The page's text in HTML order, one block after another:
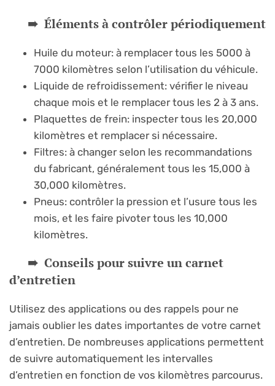
Éléments à contrôler périodiquement
Huile du moteur: à remplacer tous les 5000 à
7000 kilomètres selon l’utilisation du véhicule.
Liquide de refroidissement: vérifier le niveau
chaque mois et le remplacer tous les 2 à 3 ans.
Plaquettes de frein: inspecter tous les 20,000
kilomètres et remplacer si nécessaire.
Filtres: à changer selon les recommandations
du fabricant, généralement tous les 15,000 à
30,000 kilomètres.
Pneus: contrôler la pression et l’usure tous les
mois, et les faire pivoter tous les 10,000
kilomètres.
Conseils pour suivre un carnet
d’entretien
Utilisez des applications ou des rappels pour ne
jamais oublier les dates importantes de votre carnet
d’entretien. De nombreuses applications permettent
de suivre automatiquement les intervalles
d’entretien en fonction de vos kilomètres parcourus.